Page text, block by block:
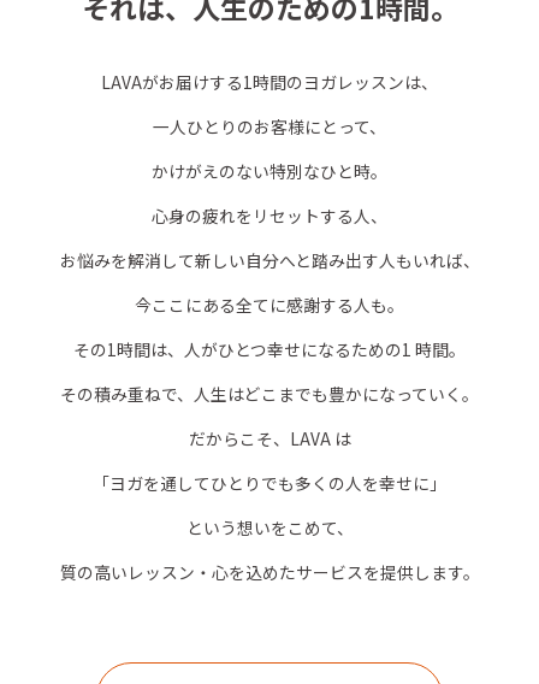
LAVAがお届けする1時間のヨガレッスンは、
一人ひとりのお客様にとって、
かけがえのない特別なひと時。
心身の疲れをリセットする人、
お悩みを解消して新しい自分へと踏み出す人もいれば、
今ここにある全てに感謝する人も。
その1時間は、人がひとつ幸せになるための1 時間。
その積み重ねで、人生はどこまでも豊かになっていく。
だからこそ、LAVA は
「ヨガを通してひとりでも多くの人を幸せに」
という想いをこめて、
質の高いレッスン・心を込めたサービスを提供します。